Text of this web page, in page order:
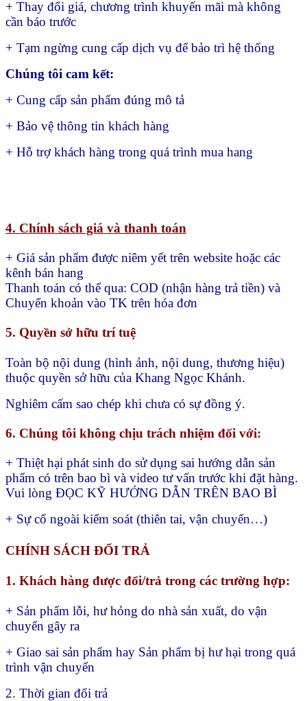
+ Thay đổi giá, chương trình khuyến mãi mà không
cần báo trước
+ Tạm ngừng cung cấp dịch vụ để bảo trì hệ thống
Chúng tôi cam kết:
+ Cung cấp sản phẩm đúng mô tả
+ Bảo vệ thông tin khách hàng
+ Hỗ trợ khách hàng trong quá trình mua hang
4. Chính sách giá và thanh toán
+ Giá sản phẩm được niêm yết trên website hoặc các
kênh bán hang
Thanh toán có thể qua: COD (nhận hàng trả tiền) và
Chuyển khoản vào TK trên hóa đơn
5. Quyền sở hữu trí tuệ
Toàn bộ nội dung (hình ảnh, nội dung, thương hiệu)
thuộc quyền sở hữu của Khang Ngọc Khánh.
Nghiêm cấm sao chép khi chưa có sự đồng ý.
6. Chúng tôi không chịu trách nhiệm đối với:
+ Thiệt hại phát sinh do sử dụng sai hướng dẫn sản
phẩm có trên bao bì và video tư vấn trước khi đặt hàng.
Vui lòng ĐỌC KỸ HƯỚNG DẪN TRÊN BAO BÌ
+ Sự cố ngoài kiểm soát (thiên tai, vận chuyển…)
CHÍNH SÁCH ĐỔI TRẢ
1. Khách hàng được đổi/trả trong các trường hợp:
+ Sản phẩm lỗi, hư hỏng do nhà sản xuất, do vận
chuyển gây ra
+ Giao sai sản phẩm hay Sản phẩm bị hư hại trong quá
trình vận chuyển
2. Thời gian đổi trả